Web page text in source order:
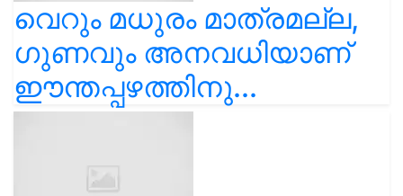
വെറും മധുരം മാത്രമല്ല,
ഗുണവും അനവധിയാണ്
ഈന്തപ്പഴത്തിനു...